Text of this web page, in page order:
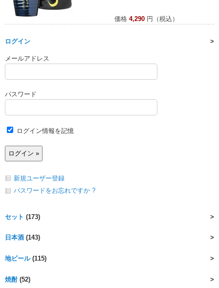
価格 4,290円（税込）
ログイン
メールアドレス
パスワード
ログイン情報を記憶
新規ユーザー登録
パスワードをお忘れですか ?
セット (173)
日本酒 (143)
地ビール(115)
焼酎(52)